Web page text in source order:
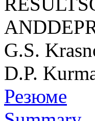
G.S.
D.P.
Резюме